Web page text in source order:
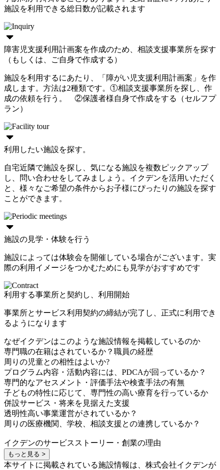
施設を利用できる総日数が記載されます
障害児支援利用計画案を作成のため、相談支援事業所を探す
（もしくは、ご自身で作成する）
施設を利用するにあたり、「障がい児支援利用計画案」を作
成します。方法は2種類です。①相談支援事業所を探し、作
成の依頼を行う。 ②保護者様自身で作成をする（セルフプ
ラン）
利用したい施設を探す。
自宅近隣で施設を探し、気になる施設を複数ピックアップ
し、問い合わせをしてみましょう。イクデンを活用いただく
と、様々なご希望の条件からお子様にぴったりの施設を探す
ことができます。
施設の見学・体験を行う
施設によっては体験会を開催している場合がございます。実
際の利用イメージをつかむためにも見学がおすすめです
利用する事業所と契約し、利用開始
事業所とサービス利用契約の締結が完了し、正式に利用でき
るようになります
なぜイクデンはこのような施設情報を掲載しているのか
専門職の在籍はされているか？職員の経歴
周りの児童との相性はよいか?
プログラム内容・活動内容には、PDCAが回っているか？
専門的なアセスメント・評価手法や検査手法の有無
子どもの特性に応じて、専門性の高い療育を行っているか
併設サービス・将来を見据えた支援
透明性高い事業運営がされているか？
周りの医療機関、学校、相談支援との連携しているか？
イクデンのサービスストーリー・創業の理由
もっと見る >
本サイトに掲載されている施設情報は、株式会社イクデンが